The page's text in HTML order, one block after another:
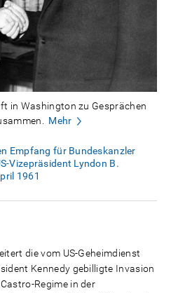
in Washington zu Gesprächen
Mehr
Empfang für Bundeskanzler
Vizepräsident Lyndon B.
1961
die vom US-Geheimdienst
Kennedy gebilligte Invasion
Regime in der